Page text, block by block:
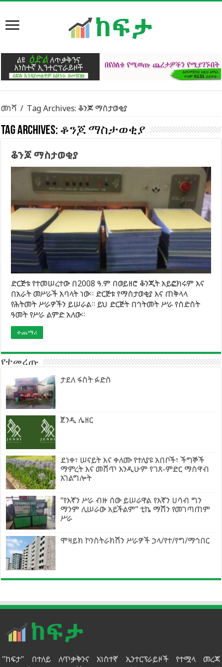
መነሻ / Tag Archives: ቆንጆ ማስታወቂያ
Tag Archives: ቆንጆ ማስታወቂያ
ቆንጆ ማስታወቂያ
ድርጅቱ የተመሠረተው በ2008 ዓ.ም በወይዘሮ ቆንጂት አይፎክሩም እና
በአራት መሥራች አባላት ነው። ድርጅቱ የማስታወቂያ እና ጠቅላላ
የሕትመት ሥራዎችን ይሠራል። ይህ ድርጅት በኅትመት ሥራ የስድስት
ዓመት የሥራ ልምድ አለው።
ተጨማሪ
የተመረጡ
ታደለ ፋስት ፉድስ
ጀንዲ ሌዘር
ደነቀ፣ ሠናይት እና ቀለሙ የተለያዩ አበቦች፣ ችግኞች
ማምረት እና መሸጥ እንዲሁም የገጸ-ምድር ማስዋብ
አገልግሎት
“የእኛን ሥራ ብዙ ሰው ይሠራዋል የእኛን ሀሳብ ግን
ማንም ሊሠራው አይችልም” ቲኬ ማሽን የመገጣጠም
ሥራ
ሞዛይክ ኮንስትራክሽን ሥራዎች ኃላ/የተ/የግ/ማኅበር
"ከፍታ" በተለይ ለጥቃቅንና አነስተኛ ኢንተርፕራይዞች የተሟላ መረጃ